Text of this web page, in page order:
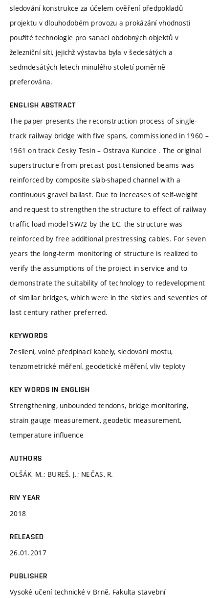
sledování konstrukce za účelem ověření předpokladů
projektu v dlouhodobém provozu a prokázání vhodnosti
použité technologie pro sanaci obdobných objektů v
železniční síti, jejichž výstavba byla v šedesátých a
sedmdesátých letech minulého století poměrně
preferována.
ENGLISH ABSTRACT
The paper presents the reconstruction process of single-
track railway bridge with five spans, commissioned in 1960 –
1961 on track Cesky Tesin – Ostrava Kuncice . The original
superstructure from precast post-tensioned beams was
reinforced by composite slab-shaped channel with a
continuous gravel ballast. Due to increases of self-weight
and request to strengthen the structure to effect of railway
traffic load model SW/2 by the EC, the structure was
reinforced by free additional prestressing cables. For seven
years the long-term monitoring of structure is realized to
verify the assumptions of the project in service and to
demonstrate the suitability of technology to redevelopment
of similar bridges, which were in the sixties and seventies of
last century rather preferred.
KEYWORDS
Zesílení, volné předpínací kabely, sledování mostu,
tenzometrické měření, geodetické měření, vliv teploty
KEY WORDS IN ENGLISH
Strengthening, unbounded tendons, bridge monitoring,
strain gauge measurement, geodetic measurement,
temperature influence
AUTHORS
OLŠÁK, M.; BUREŠ, J.; NEČAS, R.
RIV YEAR
2018
RELEASED
26.01.2017
PUBLISHER
Vysoké učení technické v Brně, Fakulta stavební